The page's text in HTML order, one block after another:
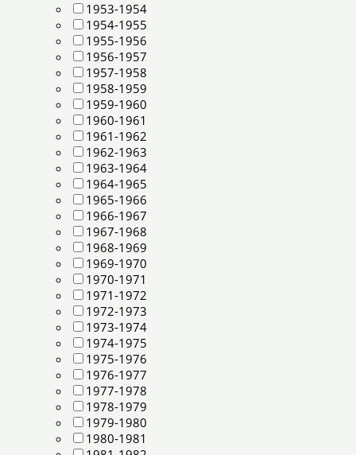
1953-1954
1954-1955
1955-1956
1956-1957
1957-1958
1958-1959
1959-1960
1960-1961
1961-1962
1962-1963
1963-1964
1964-1965
1965-1966
1966-1967
1967-1968
1968-1969
1969-1970
1970-1971
1971-1972
1972-1973
1973-1974
1974-1975
1975-1976
1976-1977
1977-1978
1978-1979
1979-1980
1980-1981